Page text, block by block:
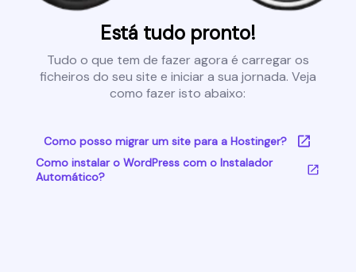
Está tudo pronto!
Tudo o que tem de fazer agora é carregar os
ficheiros do seu site e iniciar a sua jornada. Veja
como fazer isto abaixo:
Como posso migrar um site para a Hostinger?
Como instalar o WordPress com o Instalador
Automático?